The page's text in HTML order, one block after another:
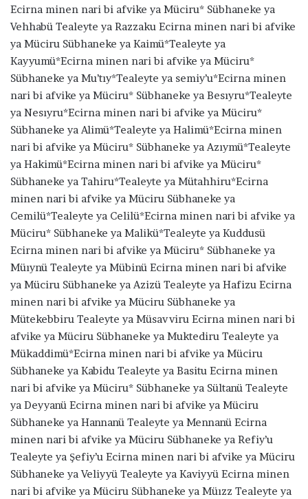
Ecirna minen nari bi afvike ya Müciru* Sübhaneke ya
Vehhabü Tealeyte ya Razzaku Ecirna minen nari bi afvike
ya Müciru Sübhaneke ya Kaimü*Tealeyte ya
Kayyumü*Ecirna minen nari bi afvike ya Müciru*
Sübhaneke ya Mu’tıy*Tealeyte ya semiy’u*Ecirna minen
nari bi afvike ya Müciru* Sübhaneke ya Besıyru*Tealeyte
ya Nesıyru*Ecirna minen nari bi afvike ya Müciru*
Sübhaneke ya Alimü*Tealeyte ya Halimü*Ecirna minen
nari bi afvike ya Müciru* Sübhaneke ya Azıymü*Tealeyte
ya Hakimü*Ecirna minen nari bi afvike ya Müciru*
Sübhaneke ya Tahiru*Tealeyte ya Mütahhiru*Ecirna
minen nari bi afvike ya Müciru Sübhaneke ya
Cemilü*Tealeyte ya Celilü*Ecirna minen nari bi afvike ya
Müciru* Sübhaneke ya Malikü*Tealeyte ya Kuddusü
Ecirna minen nari bi afvike ya Müciru* Sübhaneke ya
Müıynü Tealeyte ya Mübinü Ecirna minen nari bi afvike
ya Müciru Sübhaneke ya Azizü Tealeyte ya Hafizu Ecirna
minen nari bi afvike ya Müciru Sübhaneke ya
Mütekebbiru Tealeyte ya Müsavviru Ecirna minen nari bi
afvike ya Müciru Sübhaneke ya Muktediru Tealeyte ya
Mükaddimü*Ecirna minen nari bi afvike ya Müciru
Sübhaneke ya Kabidu Tealeyte ya Basitu Ecirna minen
nari bi afvike ya Müciru* Sübhaneke ya Sültanü Tealeyte
ya Deyyanü Ecirna minen nari bi afvike ya Müciru
Sübhaneke ya Hannanü Tealeyte ya Mennanü Ecirna
minen nari bi afvike ya Müciru Sübhaneke ya Refiy’u
Tealeyte ya Şefiy’u Ecirna minen nari bi afvike ya Müciru
Sübhaneke ya Veliyyü Tealeyte ya Kaviyyü Ecirna minen
nari bi afvike ya Müciru Sübhaneke ya Müızz Tealeyte ya